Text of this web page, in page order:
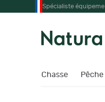
Spécialiste
Chasse Pêche